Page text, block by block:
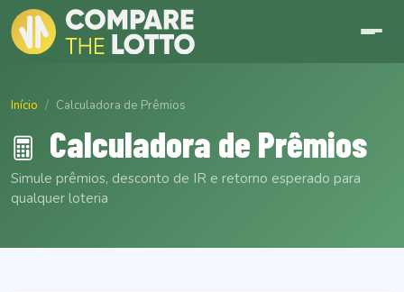
Início Calculadora de Prêmios
Calculadora de Prêmios
Simule prêmios, desconto de IR e retorno esperado para
qualquer loteria